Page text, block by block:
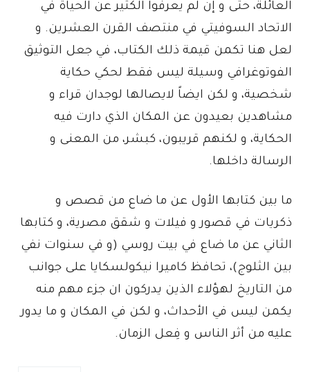
العائلة، حتى و إن لم يعرفوا الكثير عن الحياة في
الاتحاد السوفيتي في منتصف القرن العشرين. و
لعل هنا تكمن قيمة ذلك الكتاب، في جعل التوثيق
الفوتوغرافي وسيلة ليس فقط لحكي حكاية
شخصية، و لكن ايضاً لايصالها لوجدان قراء و
مشاهدين بعيدون عن المكان الذي دارت فيه
الحكاية، و لكنهم قريبون، كبشر، من المعنى و
الرسالة داخلها.
ما بين كتابها الأول عن ما ضاع من قصص و
ذكريات في قصور و فيلات و شقق مصرية، و كتابها
الثاني عن ما ضاع في بيت روسي (و في سنوات نفي
بين الثلوج)، تحافظ كاميرا نيكولسكايا على جوانب
من التاريخ لهؤلاء الذين يدركون ان جزء مهم منه
يكمن ليس في الأحداث، و لكن في المكان و ما يدور
عليه من أثر الناس و فِعل الزمان.